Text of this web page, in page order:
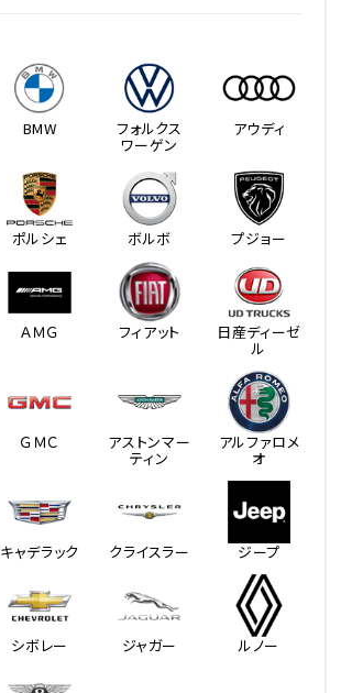
BMW フォルクス
ワーゲン
アウディ
ポルシェ ボルボ プジョー
ＡＭＧ フィアット 日産ディーゼ
ル
ＧＭＣ アストンマー
ティン
アルファロメ
オ
キャデラック クライスラー ジープ
シボレー ジャガー ルノー